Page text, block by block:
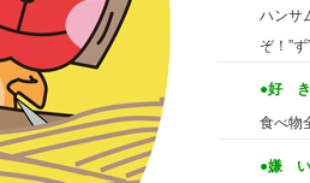
ハンサ
ぞ！”
●好
食べ物
●嫌